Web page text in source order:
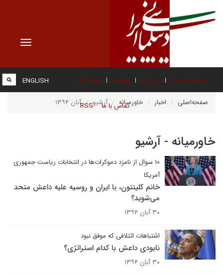
Toggle
صفحه نخست درباره ما عضویت پیوند ها
تماس با ما RSS
ENGLISH
صفحه‌اصلی اخبار خاورمیانه آرشیو آبان ۱۳۹۴
خاورمیانه - آرشیو
۱۰ سوال از نامزد دموکرات‌ها در انتخابات ریاست جمهوری
آمریکا
خانم کلینتون، با ایران و روسیه علیه داعش متحد
می‌شوید؟
۳۰ آبان ۱۳۹۴
اشتباهات ائتلافی که موفق نبود
نابودی داعش با کدام استراتژی؟
۳۰ آبان ۱۳۹۴